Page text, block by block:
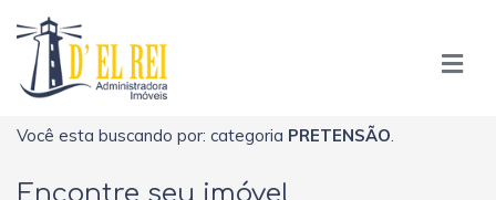
Você esta buscando por: categoria PRETENSÃO